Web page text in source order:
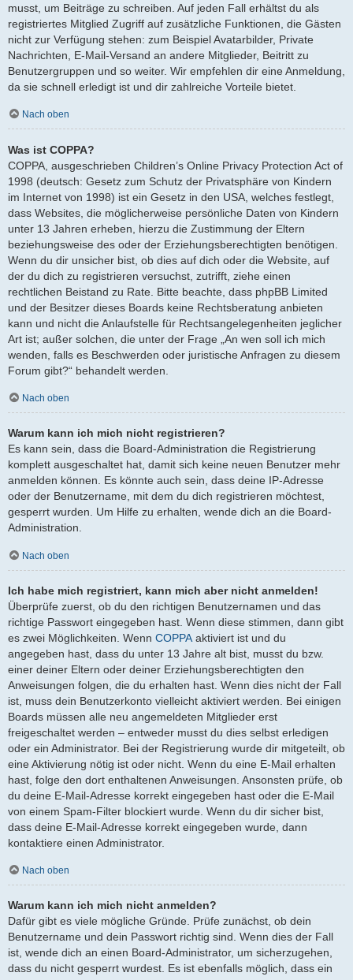
musst, um Beiträge zu schreiben. Auf jeden Fall erhältst du als
registriertes Mitglied Zugriff auf zusätzliche Funktionen, die Gästen
nicht zur Verfügung stehen: zum Beispiel Avatarbilder, Private
Nachrichten, E-Mail-Versand an andere Mitglieder, Beitritt zu
Benutzergruppen und so weiter. Wir empfehlen dir eine Anmeldung,
da sie schnell erledigt ist und dir zahlreiche Vorteile bietet.
Nach oben
Was ist COPPA?
COPPA, ausgeschrieben Children’s Online Privacy Protection Act of
1998 (deutsch: Gesetz zum Schutz der Privatsphäre von Kindern
im Internet von 1998) ist ein Gesetz in den USA, welches festlegt,
dass Websites, die möglicherweise persönliche Daten von Kindern
unter 13 Jahren erheben, hierzu die Zustimmung der Eltern
beziehungsweise des oder der Erziehungsberechtigten benötigen.
Wenn du dir unsicher bist, ob dies auf dich oder die Website, auf
der du dich zu registrieren versuchst, zutrifft, ziehe einen
rechtlichen Beistand zu Rate. Bitte beachte, dass phpBB Limited
und der Besitzer dieses Boards keine Rechtsberatung anbieten
kann und nicht die Anlaufstelle für Rechtsangelegenheiten jeglicher
Art ist; außer solchen, die unter der Frage „An wen soll ich mich
wenden, falls es Beschwerden oder juristische Anfragen zu diesem
Forum gibt?“ behandelt werden.
Nach oben
Warum kann ich mich nicht registrieren?
Es kann sein, dass die Board-Administration die Registrierung
komplett ausgeschaltet hat, damit sich keine neuen Benutzer mehr
anmelden können. Es könnte auch sein, dass deine IP-Adresse
oder der Benutzername, mit dem du dich registrieren möchtest,
gesperrt wurden. Um Hilfe zu erhalten, wende dich an die Board-
Administration.
Nach oben
Ich habe mich registriert, kann mich aber nicht anmelden!
Überprüfe zuerst, ob du den richtigen Benutzernamen und das
richtige Passwort eingegeben hast. Wenn diese stimmen, dann gibt
es zwei Möglichkeiten. Wenn COPPA aktiviert ist und du
angegeben hast, dass du unter 13 Jahre alt bist, musst du bzw.
einer deiner Eltern oder deiner Erziehungsberechtigten den
Anweisungen folgen, die du erhalten hast. Wenn dies nicht der Fall
ist, muss dein Benutzerkonto vielleicht aktiviert werden. Bei einigen
Boards müssen alle neu angemeldeten Mitglieder erst
freigeschaltet werden – entweder musst du dies selbst erledigen
oder ein Administrator. Bei der Registrierung wurde dir mitgeteilt, ob
eine Aktivierung nötig ist oder nicht. Wenn du eine E-Mail erhalten
hast, folge den dort enthaltenen Anweisungen. Ansonsten prüfe, ob
du deine E-Mail-Adresse korrekt eingegeben hast oder die E-Mail
von einem Spam-Filter blockiert wurde. Wenn du dir sicher bist,
dass deine E-Mail-Adresse korrekt eingegeben wurde, dann
kontaktiere einen Administrator.
Nach oben
Warum kann ich mich nicht anmelden?
Dafür gibt es viele mögliche Gründe. Prüfe zunächst, ob dein
Benutzername und dein Passwort richtig sind. Wenn dies der Fall
ist, wende dich an einen Board-Administrator, um sicherzugehen,
dass du nicht gesperrt wurdest. Es ist ebenfalls möglich, dass ein